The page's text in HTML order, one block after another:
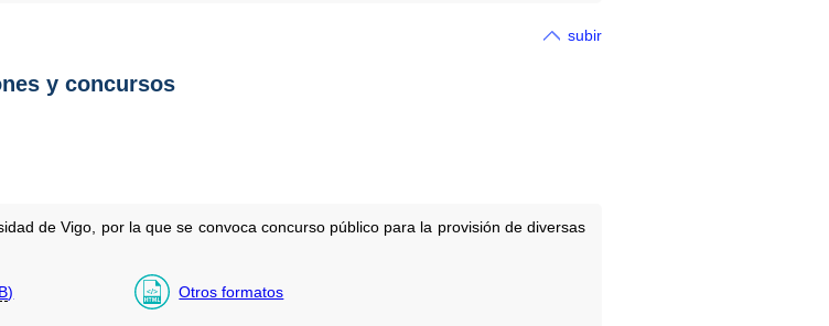
subir
y concursos
de Vigo, por la que se convoca concurso público para la provisión de diversas
) Otros formatos